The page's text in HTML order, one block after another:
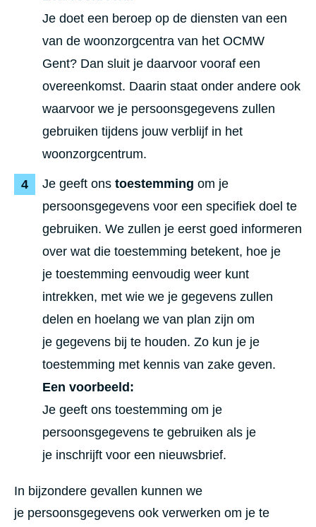
Je doet een beroep op de diensten van een
van de woonzorgcentra van het OCMW
Gent? Dan sluit je daarvoor vooraf een
overeenkomst. Daarin staat onder andere ook
waarvoor we je persoonsgegevens zullen
gebruiken tijdens jouw verblijf in het
woonzorgcentrum.
Je geeft ons toestemming om je
persoonsgegevens voor een specifiek doel te
gebruiken. We zullen je eerst goed informeren
over wat die toestemming betekent, hoe je
je toestemming eenvoudig weer kunt
intrekken, met wie we je gegevens zullen
delen en hoelang we van plan zijn om
je gegevens bij te houden. Zo kun je je
toestemming met kennis van zake geven.
Een voorbeeld:
Je geeft ons toestemming om je
persoonsgegevens te gebruiken als je
je inschrijft voor een nieuwsbrief.
In bijzondere gevallen kunnen we
je persoonsgegevens ook verwerken om je te